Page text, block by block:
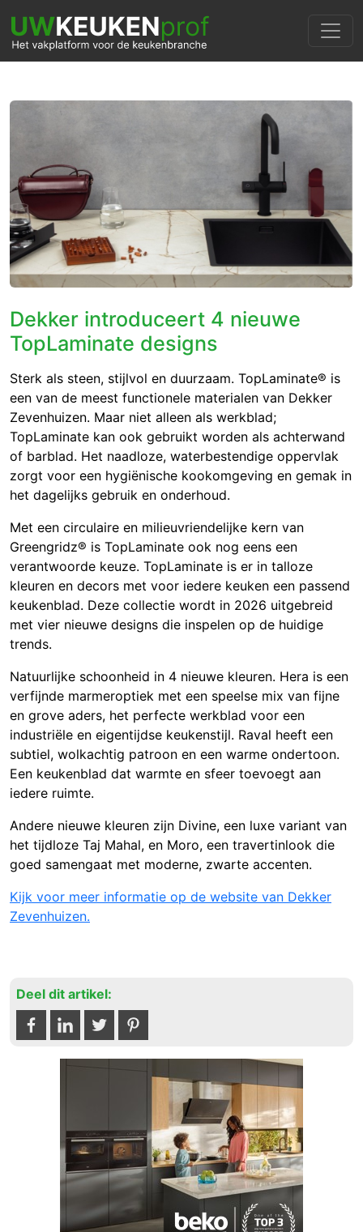
Dekker introduceert 4 nieuwe
TopLaminate designs
Sterk als steen, stijlvol en duurzaam. TopLaminate® is
een van de meest functionele materialen van Dekker
Zevenhuizen. Maar niet alleen als werkblad;
TopLaminate kan ook gebruikt worden als achterwand
of barblad. Het naadloze, waterbestendige oppervlak
zorgt voor een hygiënische kookomgeving en gemak in
het dagelijks gebruik en onderhoud.
Met een circulaire en milieuvriendelijke kern van
Greengridz® is TopLaminate ook nog eens een
verantwoorde keuze. TopLaminate is er in talloze
kleuren en decors met voor iedere keuken een passend
keukenblad. Deze collectie wordt in 2026 uitgebreid
met vier nieuwe designs die inspelen op de huidige
trends.
Natuurlijke schoonheid in 4 nieuwe kleuren. Hera is een
verfijnde marmeroptiek met een speelse mix van fijne
en grove aders, het perfecte werkblad voor een
industriële en eigentijdse keukenstijl. Raval heeft een
subtiel, wolkachtig patroon en een warme ondertoon.
Een keukenblad dat warmte en sfeer toevoegt aan
iedere ruimte.
Andere nieuwe kleuren zijn Divine, een luxe variant van
het tijdloze Taj Mahal, en Moro, een travertinlook die
goed samengaat met moderne, zwarte accenten.
Kijk voor meer informatie op de website van Dekker
Zevenhuizen.
Deel dit artikel: